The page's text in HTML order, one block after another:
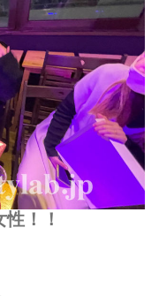
！！